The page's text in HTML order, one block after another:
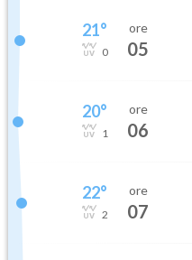
21°
0
ore
05
20°
1
ore
06
22°
2
ore
07